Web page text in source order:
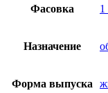
Фасовка 1
Назначение
Форма выпуска